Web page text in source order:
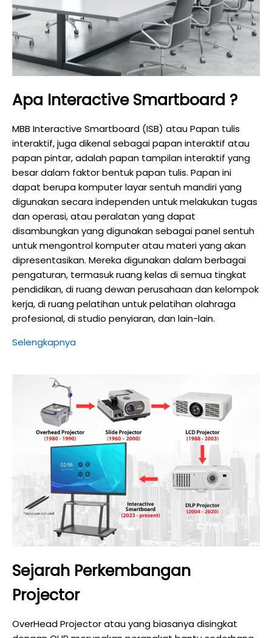
Apa Interactive Smartboard ?
MBB Interactive Smartboard (ISB) atau Papan tulis
interaktif, juga dikenal sebagai papan interaktif atau
papan pintar, adalah papan tampilan interaktif yang
besar dalam faktor bentuk papan tulis. Papan ini
dapat berupa komputer layar sentuh mandiri yang
digunakan secara independen untuk melakukan tugas
dan operasi, atau peralatan yang dapat
disambungkan yang digunakan sebagai panel sentuh
untuk mengontrol komputer atau materi yang akan
dipresentasikan. Mereka digunakan dalam berbagai
pengaturan, termasuk ruang kelas di semua tingkat
pendidikan, di ruang dewan perusahaan dan kelompok
kerja, di ruang pelatihan untuk pelatihan olahraga
profesional, di studio penyiaran, dan lain-lain.
Selengkapnya
Sejarah Perkembangan
Projector
OverHead Projector atau yang biasanya disingkat